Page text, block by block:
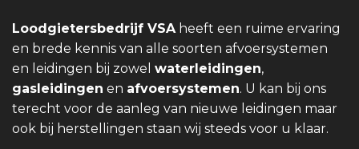
Loodgietersbedrijf VSA heeft een ruime ervaring
en brede kennis van alle soorten afvoersystemen
en leidingen bij zowel waterleidingen,
gasleidingen en afvoersystemen. U kan bij ons
terecht voor de aanleg van nieuwe leidingen maar
ook bij herstellingen staan wij steeds voor u klaar.